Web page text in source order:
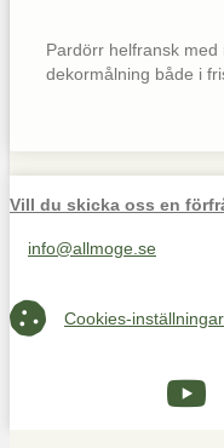
Pardörr helfransk
dekormålning både i
Vill du skicka oss en
Maila oss på
info@allmoge.se
Cookies-inställningar
Cookies-inställningar